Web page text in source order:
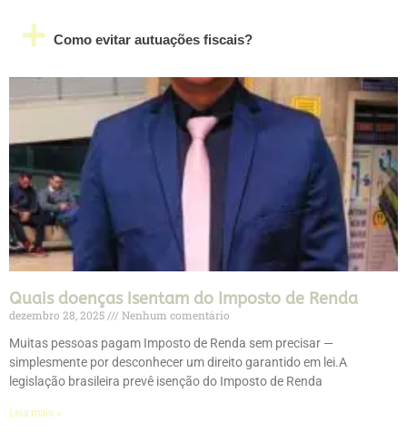
Como evitar autuações fiscais?
Quais doenças isentam do Imposto de Renda
dezembro 28, 2025
Nenhum comentário
Muitas pessoas pagam Imposto de Renda sem precisar —
simplesmente por desconhecer um direito garantido em lei.A
legislação brasileira prevê isenção do Imposto de Renda
Leia mais »